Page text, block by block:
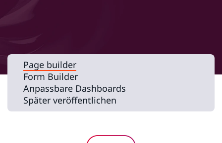
Page builder
Form Builder
Anpassbare Dashboards
Später veröffentlichen